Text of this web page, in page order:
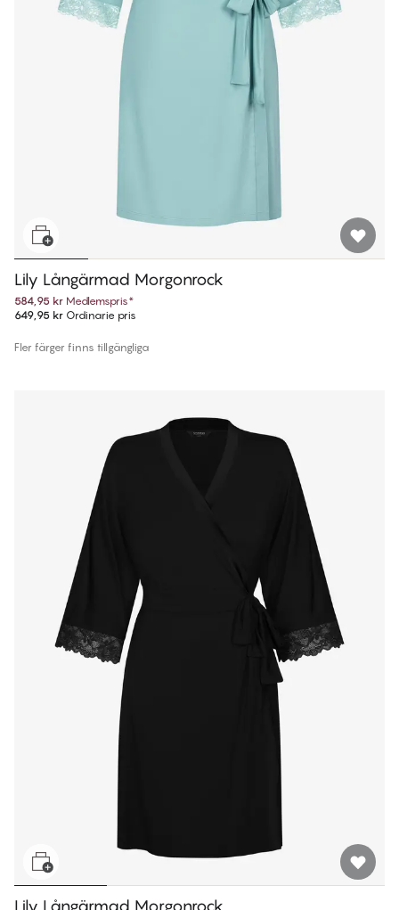
Lily Långärmad Morgonrock
584,95 kr Medlemspris*
649,95 kr Ordinarie pris
Fler färger finns tillgängliga
Lily Långärmad Morgonrock